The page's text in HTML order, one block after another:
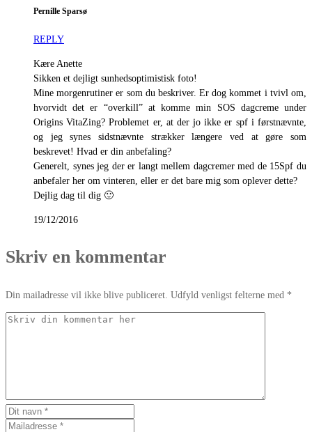
Pernille Sparsø
REPLY
Kære Anette
Sikken et dejligt sunhedsoptimistisk foto!
Mine morgenrutiner er som du beskriver. Er dog kommet i tvivl om,
hvorvidt det er “overkill” at komme min SOS dagcreme under
Origins VitaZing? Problemet er, at der jo ikke er spf i førstnævnte,
og jeg synes sidstnævnte strækker længere ved at gøre som
beskrevet! Hvad er din anbefaling?
Generelt, synes jeg der er langt mellem dagcremer med de 15Spf du
anbefaler her om vinteren, eller er det bare mig som oplever dette?
Dejlig dag til dig 🙂
19/12/2016
Skriv en kommentar
Din mailadresse vil ikke blive publiceret. Udfyld venligst felterne med *